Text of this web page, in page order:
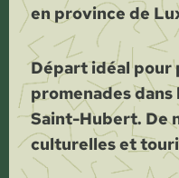
en province de
Départ idéal pour
promenades
Saint-Hubert. De
culturelles et